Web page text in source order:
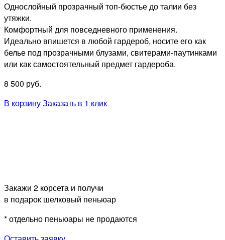
Однослойный прозрачный топ-бюстье до талии без
утяжки.
Комфортный для повседневного применения.
Идеально впишется в любой гардероб, носите его как
белье под прозрачными блузами, свитерами-паутинками
или как самостоятельный предмет гардероба.
8 500 руб.
В корзинуЗаказать в 1 клик
Закажи 2 корсета и получи
в подарок шелковый пеньюар
* отдельно пеньюары не продаются